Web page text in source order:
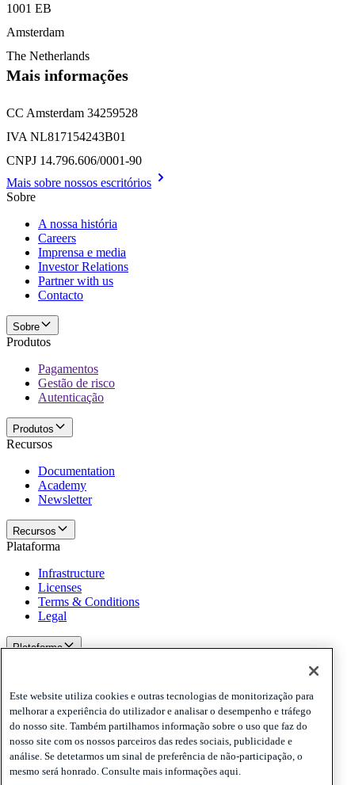
1001 EB
Amsterdam
The Netherlands
Mais informações
CC Amsterdam 34259528
IVA NL817154243B01
CNPJ 14.796.606/0001-90
Mais sobre nossos escritórios
Sobre
A nossa história
Careers
Imprensa e media
Investor Relations
Partner with us
Contacto
Sobre
Produtos
Pagamentos
Gestão de risco
Autenticação
Produtos
Recursos
Documentation
Academy
Newsletter
Recursos
Plataforma
Infrastructure
Licenses
Terms & Conditions
Legal
Plataforma
Privacy
Cookies
Disclaimer
Políticas e aviso de isenção de responsabilidade
Assine nossa newsletter Assine nossa newsletter
Assine nossa
newsletter
Este website utiliza cookies e outras tecnologias de monitorização para
melhorar a experiência do utilizador e analisar o desempenho e tráfego
do nosso site. Também partilhamos informação sobre o uso que faz do
nosso site com os nossos parceiros das redes sociais, publicidade e
análise. Se detetarmos um sinal de preferência de não-participação, o
mesmo será honrado. Consulte mais informações aqui.